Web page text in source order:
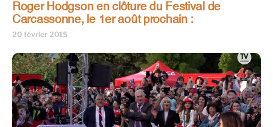
Roger Hodgson en clôture du Festival de
Carcassonne, le 1er août prochain :
20 février 2015